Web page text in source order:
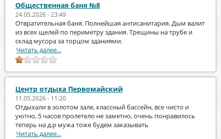
Общественная баня №8
24.05.2026 - 23:49
Отвратительная баня. Полнейшая антисанитария. Дым валит
из всех щелей по периметру здания. Трещины на трубе и
склад мусора за торцом зданиями.
Читать далее...
Центр отдыха Первомайский
11.05.2026 - 11:20
Отдыхали в золотом зале, классный бассейн, все чисто и
уютно, 5 часов пролетело не заметно, очень понравилось
теперь на д.р мужа тоже будем заказывать
Читать далее...